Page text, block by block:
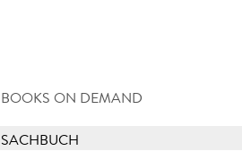
BOOKS ON DEMAND
SACHBUCH